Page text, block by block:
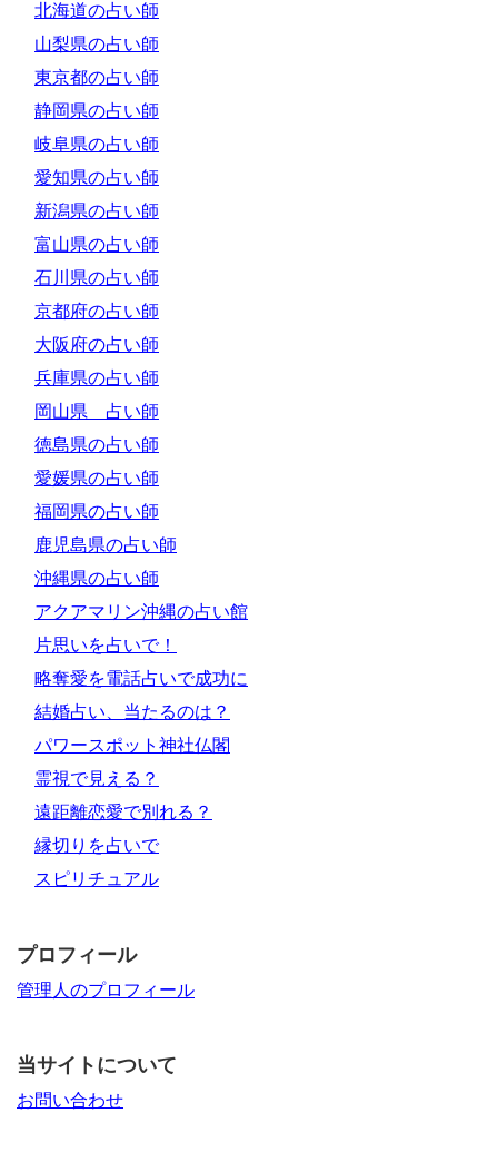
北海道の占い師
山梨県の占い師
東京都の占い師
静岡県の占い師
岐阜県の占い師
愛知県の占い師
新潟県の占い師
富山県の占い師
石川県の占い師
京都府の占い師
大阪府の占い師
兵庫県の占い師
岡山県 占い師
徳島県の占い師
愛媛県の占い師
福岡県の占い師
鹿児島県の占い師
沖縄県の占い師
アクアマリン沖縄の占い館
片思いを占いで！
略奪愛を電話占いで成功に
結婚占い、当たるのは？
パワースポット神社仏閣
霊視で見える？
遠距離恋愛で別れる？
縁切りを占いで
スピリチュアル
プロフィール
管理人のプロフィール
当サイトについて
お問い合わせ